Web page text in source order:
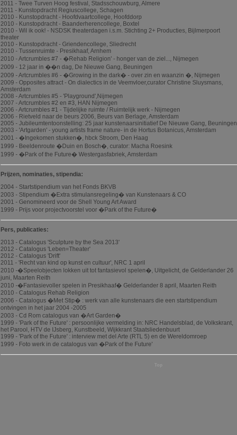
2011 - Twee Turven Hoog festival, Stadsschouwburg, Almere
2011 - Kunstopdracht Regiuscollege, Schagen
2010 - Kunstopdracht - Hoofdvaartcollege, Hoofddorp
2010 - Kunstopdracht - Baanderherencollege, Boxtel
2010 - Wil ik ook! - NSDSK theaterdagen i.s.m. Stichting 2+ Producties, Bijlmerpoort
theater
2010 - Kunstopdracht - Griendencollege, Sliedrecht
2010 - Tussenruimte - Presikhaaf, Arnhem
2010 - Artcrumbles #7 - �Rehab Religion' - honger van de ziel..., Nijmegen
2009 - 12 jaar in ��n dag, De Nieuwe Gang, Beuningen
2009 - Artcrumbles #6 - �Growing in the dark� - over zin en waanzin �, Nijmegen
2009 - Opposites attract - On dialectics in de Veemvloer,curator Christine Sluysmans,
Amsterdam
2008 - Artcrumbles #5 - 'Playground',Nijmegen
2007 - Artcrumbles #2 en #3, HAN Nijmegen
2006 - Artcrumbles #1 - Tijdelijke ruimte / Ruimtelijk werk - Nijmegen
2006 - Rietveld naar de beurs 2006, Beurs van Berlage, Amsterdam
2005 - Jubileumtentoonstelling: 25 jaar kunstenaarsinitiatief De Nieuwe Gang, Beuningen
2003 - 'Artgarden' - young artists frame nature- in de Hortus Botanicus, Amsterdam
2001 - �Ingekomen stukken�, hbck Stroom, Den Haag
1999 - Beeldenroute �Duin en Bosch�, curator: Macha Roesink
1999 - �Park of the Future� Westergasfabriek, Amsterdam
Prijzen, nominaties, stipendia:
2004 - Startstipendium van het Fonds BKVB
2003 - Stipendium �Extra stimulansregeling� van Kunstenaars & CO
2001 - Genomineerd voor de Shell Young Art Award
1999 - Prijs voor projectvoorstel voor �Park of the Future�
Pers, publicaties:
2013 - Catalogus 'Sculpture by the Sea 2013'
2012 - Catalogus 'Leben=Theater'
2012 - Catalogus 'Drift'
2011 - 'Recht van kind op kunst en cultuur', NRC 1 april
2010 -�Speelobjecten lokken uit tot fantasievol spelen�, Uitgelicht, de Gelderlander 26
juni, Maarten Reith
2010 -�Fantasievoller spelen in Presikhaaf� Gelderlander 8 april, Maarten Reith
2010 - Catalogus Rehab Religion
2006 - Catalogus �Met Stip� : werk van alle kunstenaars die een startstipendium
ontvingen in het jaar 2004 -2005
2003 - Cd Rom catalogus van �Art Garden�
1999 - 'Park of the Future' : persoonlijke vermelding in: NRC Handelsblad, de Volkskrant,
het Parool, HTV de IJsberg, Kunstbeeld, Wijkkrant Staatsliedenbuurt
1999 - 'Park of the Future' : interview met del Arte (RTL 5) en de Wereldomroep
1999 - Foto werk in de catalogus van �Park of the Future'
Top